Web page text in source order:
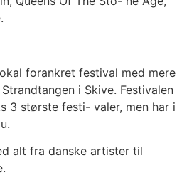
forankret festival med mere
i Skive. Festivalen
3 største festi- valer, men har i
alt fra danske artister til